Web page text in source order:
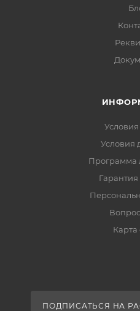
Условия
Программа
Гарантия
Карта
ПОДПИСАТЬСЯ НА